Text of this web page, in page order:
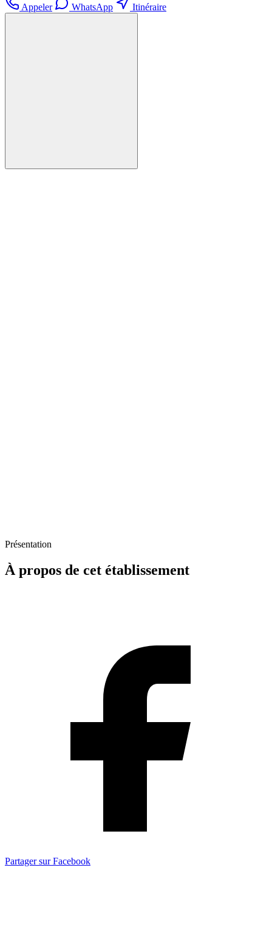
Appeler WhatsApp Itinéraire
Présentation
À propos de cet établissement
Partager sur Facebook